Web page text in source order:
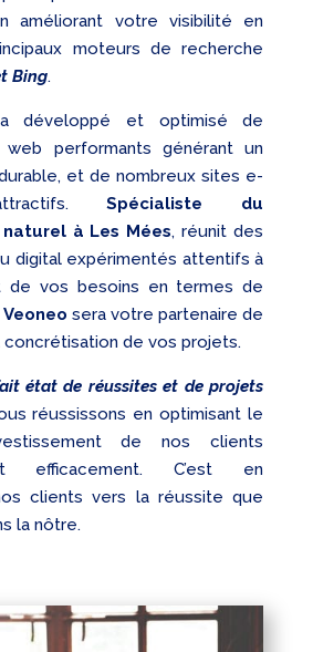
améliorant votre visibilité en
moteurs de recherche
Bing.
développé et optimisé de
performants générant un
et de nombreux sites e-
Spécialiste du
à Les Mées, réunit des
digital expérimentés attentifs à
vos besoins en termes de
Veoneo sera votre partenaire de
concrétisation de vos projets.
état de réussites et de projets
réussissons en optimisant le
de nos clients
efficacement. C’est en
clients vers la réussite que
la nôtre.